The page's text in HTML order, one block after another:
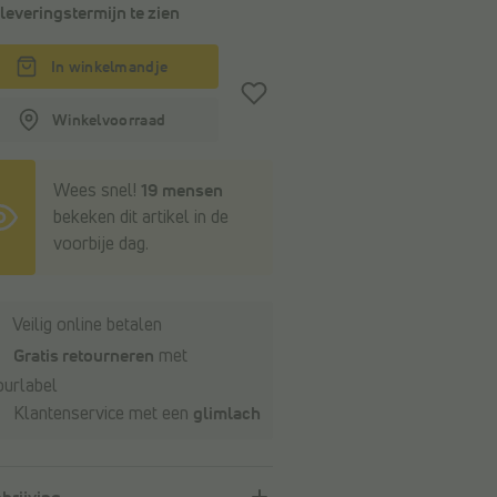
leveringstermijn te zien
In winkelmandje
Winkelvoorraad
Wees snel! 19 mensen
bekeken dit artikel in de
voorbije dag.
Veilig online betalen
Gratis retourneren met
Klantenservice met een glimlach